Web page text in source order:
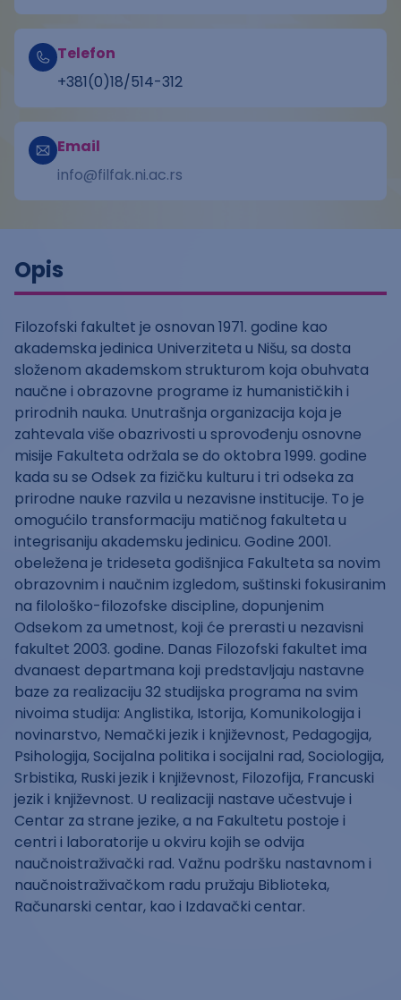
Telefon
+381(0)18/514-312
Email
info@filfak.ni.ac.rs
Opis
Filozofski fakultet je osnovan 1971. godine kao
akademska jedinica Univerziteta u Nišu, sa dosta
složenom akademskom strukturom koja obuhvata
naučne i obrazovne programe iz humanističkih i
prirodnih nauka. Unutrašnja organizacija koja je
zahtevala više obazrivosti u sprovođenju osnovne
misije Fakulteta održala se do oktobra 1999. godine
kada su se Odsek za fizičku kulturu i tri odseka za
prirodne nauke razvila u nezavisne institucije. To je
omogućilo transformaciju matičnog fakulteta u
integrisaniju akademsku jedinicu. Godine 2001.
obeležena je trideseta godišnjica Fakulteta sa novim
obrazovnim i naučnim izgledom, suštinski fokusiranim
na filološko-filozofske discipline, dopunjenim
Odsekom za umetnost, koji će prerasti u nezavisni
fakultet 2003. godine. Danas Filozofski fakultet ima
dvanaest departmana koji predstavljaju nastavne
baze za realizaciju 32 studijska programa na svim
nivoima studija: Anglistika, Istorija, Komunikologija i
novinarstvo, Nemački jezik i književnost, Pedagogija,
Psihologija, Socijalna politika i socijalni rad, Sociologija,
Srbistika, Ruski jezik i književnost, Filozofija, Francuski
jezik i književnost. U realizaciji nastave učestvuje i
Centar za strane jezike, a na Fakultetu postoje i
centri i laboratorije u okviru kojih se odvija
naučnoistraživački rad. Važnu podršku nastavnom i
naučnoistraživačkom radu pružaju Biblioteka,
Računarski centar, kao i Izdavački centar.